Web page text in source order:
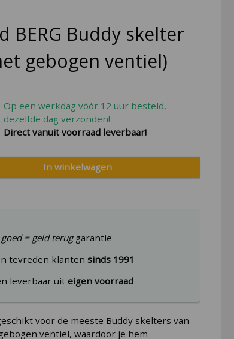
BERG Buddy skelter
gebogen ventiel)
Op een werkdag vóór 12 uur besteld,
dezelfde dag verzonden!
Direct vanuit voorraad leverbaar!
In winkelwagen
= geld teruggarantie
tevreden klantensinds 1991
leverbaar uiteigen voorraad
voor de meeste Buddy skelters van
ventiel, waardoor je hem